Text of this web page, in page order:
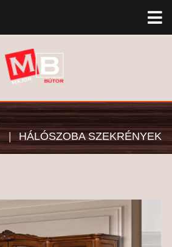
| HÁLÓSZOBA SZEKRÉNYEK